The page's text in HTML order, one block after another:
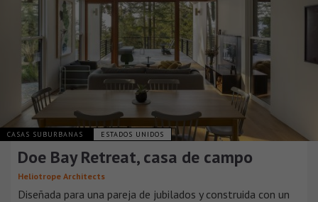
CASAS SUBURBANAS ESTADOS UNIDOS
Doe Bay Retreat, casa de campo
Heliotrope Architects
Diseñada para una pareja de jubilados y construida con un